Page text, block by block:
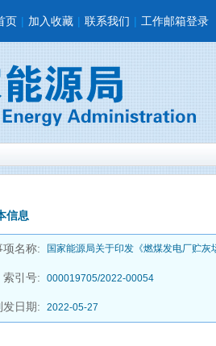
页 | 加入收藏 | 联系我们 | 工作邮箱登录
信息
项名称: 国家能源局关于印发《燃煤发电厂贮
索引号: 000019705/2022-00054
发日期: 2022-05-27